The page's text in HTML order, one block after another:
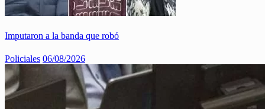
Imputaron a la banda que robó
Policiales 06/08/2026